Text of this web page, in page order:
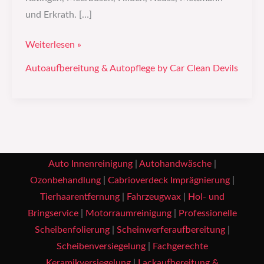
und Erkrath. […]
Weiterlesen »
Autoaufbereitung & Autopflege by Car Clean Devils
Auto Innenreinigung| Autohandwäsche|
Ozonbehandlung| Cabrioverdeck Imprägnierung|
Tierhaarentfernung| Fahrzeugwax|
Hol- und
Bringservice| Motorraumreinigung|
Professionelle
Scheibenfolierung| Scheinwerferaufbereitung|
Scheibenversiegelung|
Fachgerechte